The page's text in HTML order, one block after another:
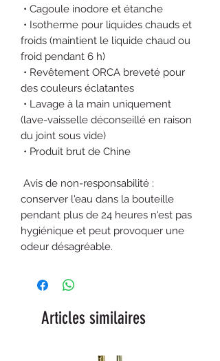
• Cagoule inodore et étanche
froids (maintient le liquide chaud ou
froid pendant 6 h)
des couleurs éclatantes
(lave-vaisselle déconseillé en raison
du joint sous vide)
• Produit brut de Chine
conserver l'eau dans la bouteille
pendant plus de 24 heures n'est pas
hygiénique et peut provoquer une
odeur désagréable.
Articles similaires